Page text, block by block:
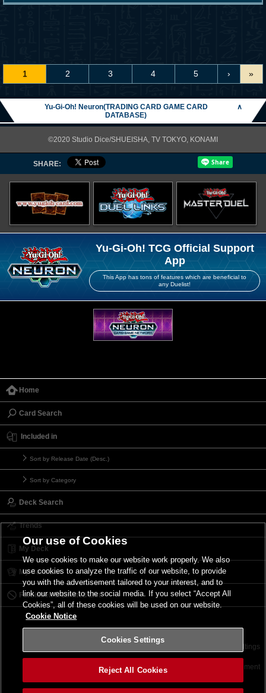
1 2 3 4 5 › »
Yu-Gi-Oh! Neuron(TRADING CARD GAME CARD
DATABASE)
∧
©2020 Studio Dice/SHUEISHA, TV TOKYO, KONAMI
SHARE:
Yu-Gi-Oh! TCG Official Support
App
This App has tons of features which are beneficial to
any Duelist!
Home
Card Search
Included in
Sort by Release Date (Desc.)
Sort by Category
Deck Search
Trends
My Deck
My Card List
Forbidden & Limited List
Terms of Use Cookies Settings
©2026 Konami Digital Entertainment
Our use of Cookies
We use cookies to make our website work properly. We also
use cookies to analyze the traffic of our website, to provide
you with the advertisement tailored to your interest, and to
link our website to the social media. If you select “Accept All
Cookies”, all of these cookies will be used on our website.
Cookie Notice
Cookies Settings
Reject All Cookies